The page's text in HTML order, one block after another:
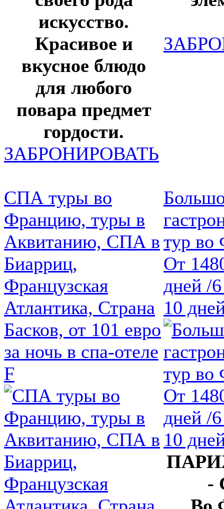
искусство.
Красивое и
вкусное блюдо
для любого
повара предмет
гордости.
ЗАБРОНИРОВАТЬ
СПА туры во
Францию, туры в
Аквитанию, СПА в
Биарриц,
Французская
Атлантика, Страна
Басков, от 101 евро
за ночь в спа-отеле
F
тур
От
дней /
10
-